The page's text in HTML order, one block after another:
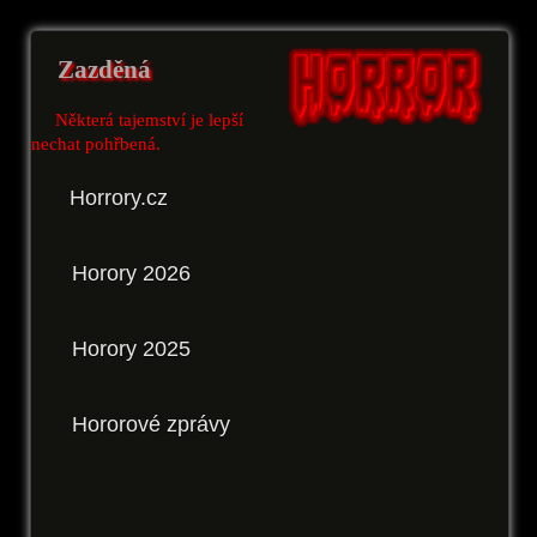
Zazděná
Některá tajemství je lepší
nechat pohřbená.
Horrory.cz
Horory 2026
Horory 2025
Hororové zprávy